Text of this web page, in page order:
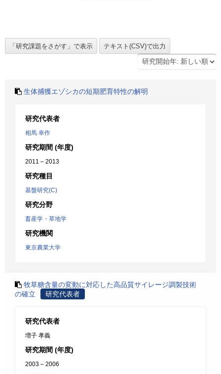
生体捕獲エゾシカの短期肥育特性の解明
研究代表者
相馬 幸作
研究期間 (年度)
2011 – 2013
研究種目
基盤研究(C)
研究分野
畜産学・草地学
研究機関
東京農業大学
牧草糖含量の変動に対応した高品質サイレージ調製技術
の確立
研究代表者
研究代表者
増子 孝義
研究期間 (年度)
2003 – 2006